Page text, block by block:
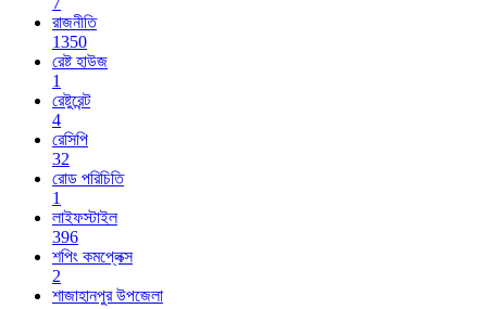
রাজনীতি
1350
রেষ্ট হাউজ
1
রেষ্টুরেন্ট
4
রেসিপি
32
রোড পরিচিতি
1
লাইফস্টাইল
396
শপিং কমপ্লেক্স
2
শাজাহানপুর উপজেলা